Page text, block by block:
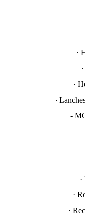
·
·
·
-
·
·